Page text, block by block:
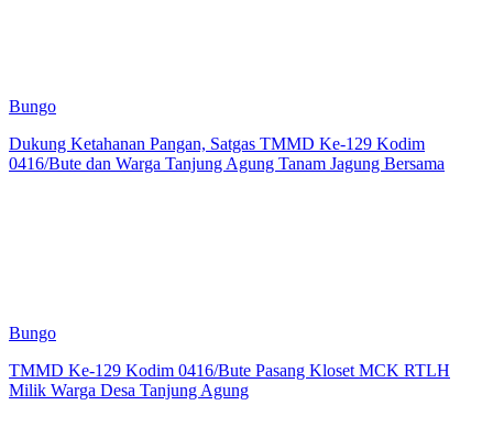
Bungo
Dukung Ketahanan Pangan, Satgas TMMD Ke-129 Kodim
0416/Bute dan Warga Tanjung Agung Tanam Jagung Bersama
Bungo
TMMD Ke-129 Kodim 0416/Bute Pasang Kloset MCK RTLH
Milik Warga Desa Tanjung Agung